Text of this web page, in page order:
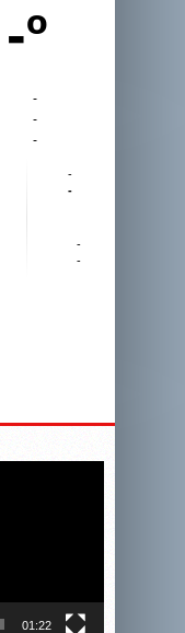
-º
-
-
-
-
-
-
-
01:22